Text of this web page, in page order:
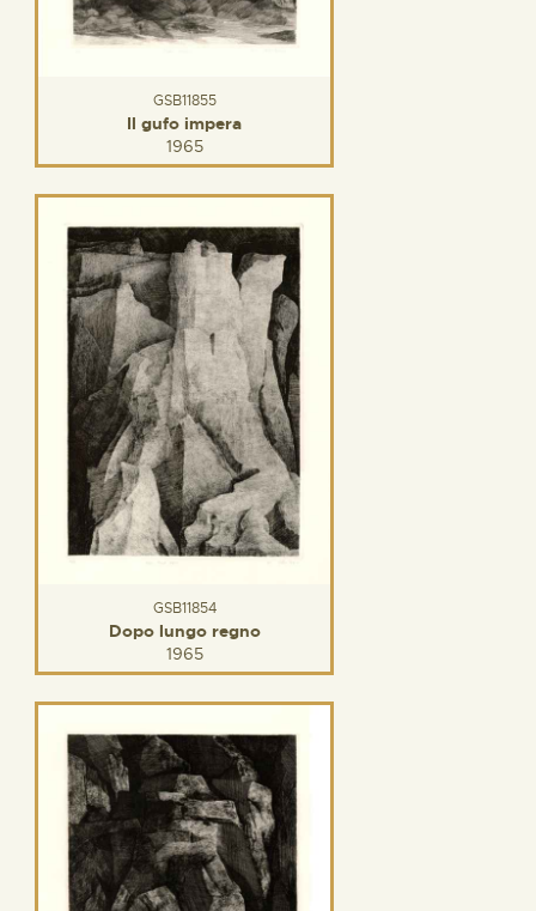
GSB11855
Il gufo impera
1965
GSB11854
Dopo lungo regno
1965